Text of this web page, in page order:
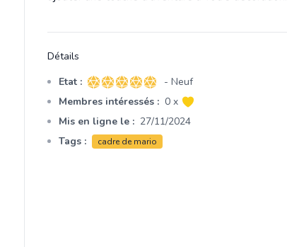
Détails
Etat : 5 sur 5 étoiles
- Neuf
Membres intéressés : 0 x
Mis en ligne le : 27/11/2024
Tags :
cadre de mario